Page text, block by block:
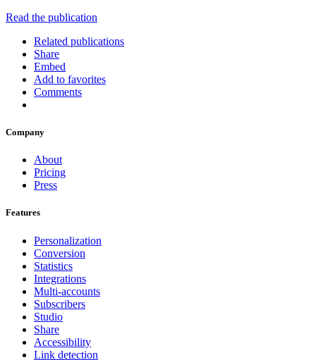
Read the publication
Related publications
Share
Embed
Add to favorites
Comments
Company
About
Pricing
Press
Features
Personalization
Conversion
Statistics
Integrations
Multi-accounts
Subscribers
Studio
Share
Accessibility
Link detection